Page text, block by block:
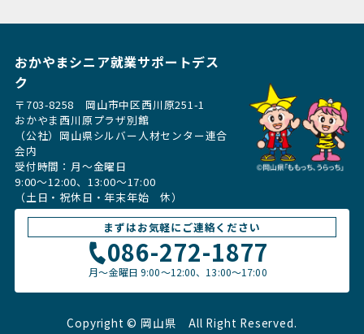
おかやまシニア就業サポートデス
ク
〒703-8258 岡山市中区西川原251-1
おかやま西川原プラザ別館
（公社）岡山県シルバー人材センター連合
会内
受付時間：月〜金曜日
9:00～12:00、13:00〜17:00
（土日・祝休日・年末年始 休）
まずはお気軽にご連絡ください
086-272-1877
月〜金曜日9:00～12:00、13:00〜17:00
Copyright © 岡山県All Right Reserved.